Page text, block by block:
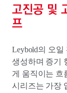
고진공 및
프
Leybold의 오
생성하며 증기
게 움직이는 흐
시리즈는 가장